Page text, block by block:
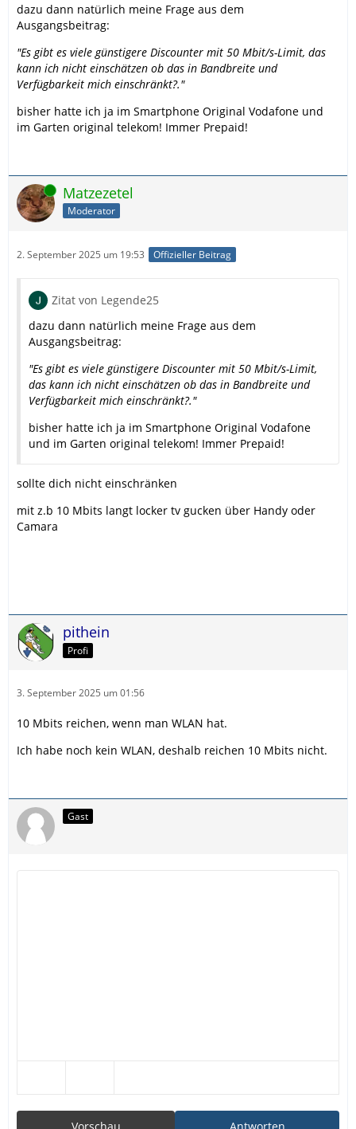
dazu dann natürlich meine Frage aus dem
Ausgangsbeitrag:
"Es gibt es viele günstigere Discounter mit 50 Mbit/s-Limit, das
kann ich nicht einschätzen ob das in Bandbreite und
Verfügbarkeit mich einschränkt?."
bisher hatte ich ja im Smartphone Original Vodafone und
im Garten original telekom! Immer Prepaid!
Online Matzezetel
Moderator
2. September 2025 um 19:53 Offizieller Beitrag
Zitat von Legende25
dazu dann natürlich meine Frage aus dem
Ausgangsbeitrag:
"Es gibt es viele günstigere Discounter mit 50 Mbit/s-Limit,
das kann ich nicht einschätzen ob das in Bandbreite und
Verfügbarkeit mich einschränkt?."
bisher hatte ich ja im Smartphone Original Vodafone
und im Garten original telekom! Immer Prepaid!
sollte dich nicht einschränken
mit z.b 10 Mbits langt locker tv gucken über Handy oder
Camara
pithein
Profi
3. September 2025 um 01:56
10 Mbits reichen, wenn man WLAN hat.
Ich habe noch kein WLAN, deshalb reichen 10 Mbits nicht.
Gast